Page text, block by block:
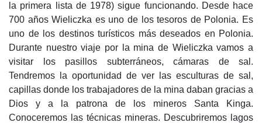
la primera lista de 1978) sigue funcionando. Desde hace
700 años Wieliczka es uno de los tesoros de Polonia. Es
uno de los destinos turísticos más deseados en Polonia.
Durante nuestro viaje por la mina de Wieliczka vamos a
visitar los pasillos subterráneos, cámaras de sal.
Tendremos la oportunidad de ver las esculturas de sal,
capillas donde los trabajadores de la mina daban gracias a
Dios y a la patrona de los mineros Santa Kinga.
Conoceremos las técnicas mineras. Descubriremos lagos